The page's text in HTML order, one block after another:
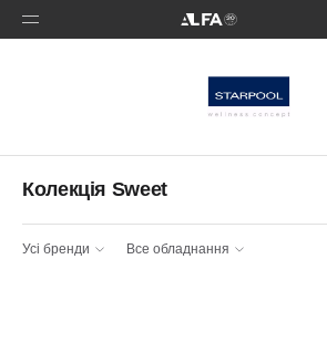
Колекція Sweet
Усі бренди Все обладнання